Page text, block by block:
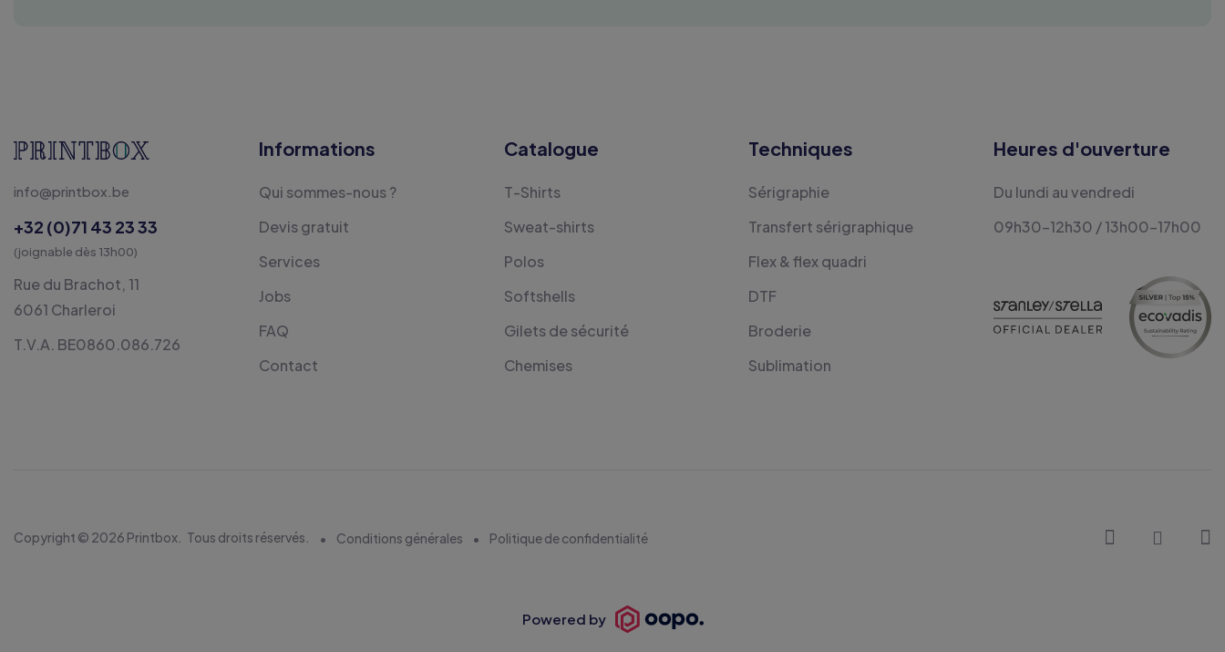
info@printbox.be
+32 (0)71 43 23 33
(joignable dès 13h00)
Rue du Brachot, 11
6061 Charleroi
T.V.A. BE0860.086.726
Informations
Qui sommes-nous ?
Devis gratuit
Services
Jobs
FAQ
Contact
Catalogue
T-Shirts
Sweat-shirts
Polos
Softshells
Gilets de sécurité
Chemises
Techniques
Sérigraphie
Transfert sérigraphique
Flex & flex quadri
DTF
Broderie
Sublimation
Heures d'ouverture
Du lundi au vendredi
09h30-12h30 / 13h00-17h00
Copyright © 2026 Printbox. Tous droits réservés. Conditions générales Politique de confidentialité
Powered by